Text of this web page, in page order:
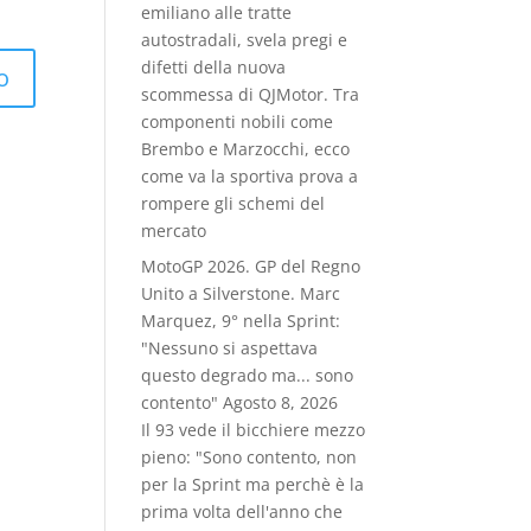
emiliano alle tratte
autostradali, svela pregi e
difetti della nuova
scommessa di QJMotor. Tra
componenti nobili come
Brembo e Marzocchi, ecco
come va la sportiva prova a
rompere gli schemi del
mercato
MotoGP 2026. GP del Regno
Unito a Silverstone. Marc
Marquez, 9° nella Sprint:
"Nessuno si aspettava
questo degrado ma... sono
contento" Agosto 8, 2026
Il 93 vede il bicchiere mezzo
pieno: "Sono contento, non
per la Sprint ma perchè è la
prima volta dell'anno che